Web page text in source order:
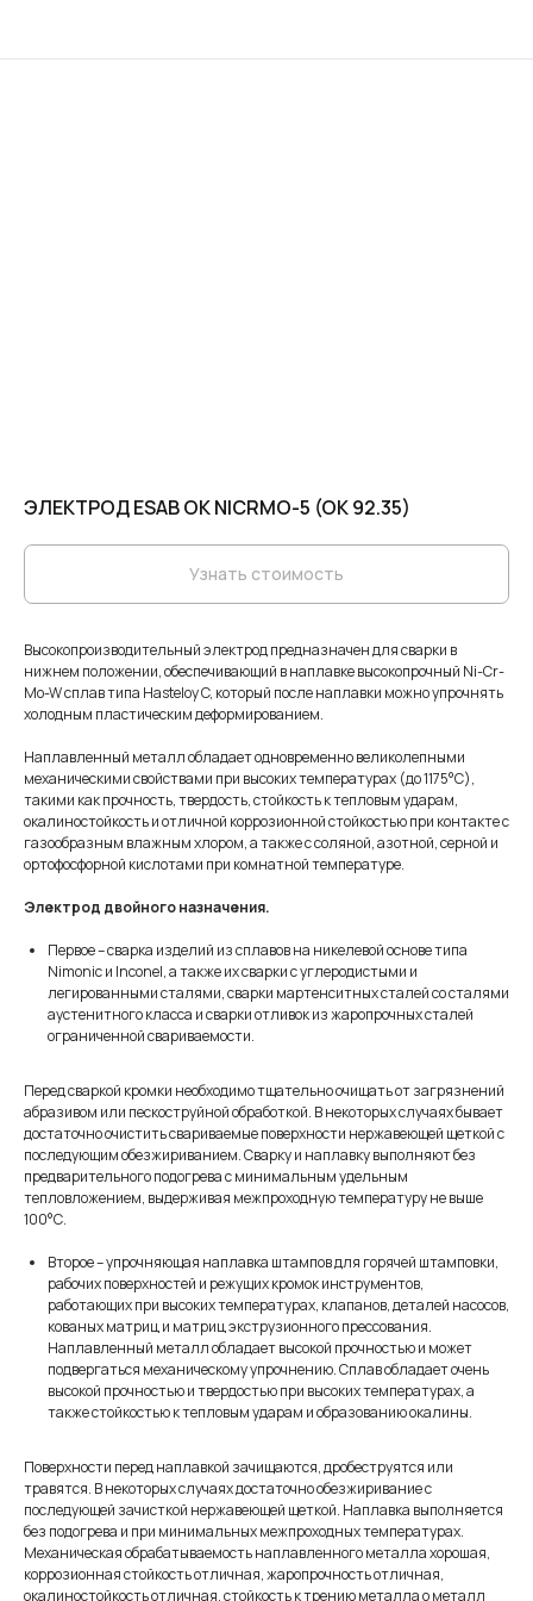
ЭЛЕКТРОД ESAB OK NICRMO-5 (OK 92.35)
Узнать стоимость
Высокопроизводительный электрод предназначен для сварки в
нижнем положении, обеспечивающий в наплавке высокопрочный Ni-Cr-
Mo-W сплав типа Hasteloy C, который после наплавки можно упрочнять
холодным пластическим деформированием.
Наплавленный металл обладает одновременно великолепными
механическими свойствами при высоких температурах (до 1175°С),
такими как прочность, твердость, стойкость к тепловым ударам,
окалиностойкость и отличной коррозионной стойкостью при контакте с
газообразным влажным хлором, а также с соляной, азотной, серной и
ортофосфорной кислотами при комнатной температуре.
Электрод двойного назначения.
Первое – сварка изделий из сплавов на никелевой основе типа
Nimonic и Inconel, а также их сварки с углеродистыми и
легированными сталями, сварки мартенситных сталей со сталями
аустенитного класса и сварки отливок из жаропрочных сталей
ограниченной свариваемости.
Перед сваркой кромки необходимо тщательно очищать от загрязнений
абразивом или пескоструйной обработкой. В некоторых случаях бывает
достаточно очистить свариваемые поверхности нержавеющей щеткой с
последующим обезжириванием. Сварку и наплавку выполняют без
предварительного подогрева с минимальным удельным
тепловложением, выдерживая межпроходную температуру не выше
100°С.
Второе – упрочняющая наплавка штампов для горячей штамповки,
рабочих поверхностей и режущих кромок инструментов,
работающих при высоких температурах, клапанов, деталей насосов,
кованых матриц и матриц экструзионного прессования.
Наплавленный металл обладает высокой прочностью и может
подвергаться механическому упрочнению. Сплав обладает очень
высокой прочностью и твердостью при высоких температурах, а
также стойкостью к тепловым ударам и образованию окалины.
Поверхности перед наплавкой зачищаются, дробеструятся или
травятся. В некоторых случаях достаточно обезжиривание с
последующей зачисткой нержавеющей щеткой. Наплавка выполняется
без подогрева и при минимальных межпроходных температурах.
Механическая обрабатываемость наплавленного металла хорошая,
коррозионная стойкость отличная, жаропрочность отличная,
окалиностойкость отличная, стойкость к трению металла о металл